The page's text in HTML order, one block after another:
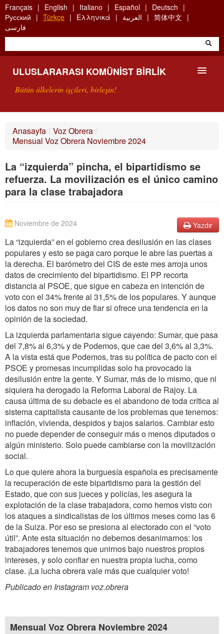
Skip
to
main
content
Français English Italiano Español
Deutsch
Русский
Türkçe Ελληνικά العربية
简体中文
فارسی
ULUSLARARASI KOMÜNIST BIRLIK
Bütün ülkelerin işçileri, birleşin!
UKB NEDIR?
ARAMA
BIZI ARA
Anasayfa / Voz Obrera /
Mensual Voz Obrera Noviembre 2024
La “izquierda” pincha, el bipartidismo se
refuerza. La movilización es el único camino
para la clase trabajadora
Yazdır
Noviembre de 2024
La “izquierda” en el gobierno crea desilusión en las clases
populares y esto se paga caro porque le abre las puertas a
la derecha. El barómetro del CIS de este mes arroja unos
datos de crecimiento del bipartidismo. El PP recorta
distancia al PSOE, que sigue en cabeza en intención de
voto con el 34% frente al 31,5% de los populares. Y aunque
los datos no son muy de fiar si ofrece una tendencia en la
opinión de la sociedad.
La izquierda parlamentaria sigue cayendo: Sumar, que pasa
del 7,8% al 6,3% y de Podemos, que cae del 3,6% al 3,3%.
A la vista está que Podemos, tras su política de pacto con el
PSOE y promesas incumplidas solo ha provocado la
desilusión entre la gente. Y Sumar, más de lo mismo, que ni
siquiera ha derogado la Reforma Laboral de Rajoy. La
causa última de su debacle es el abandono de toda crítica al
sistema capitalista causante de los problemas que tenemos:
inflación, vivienda, despidos y bajos salarios. Cambiar esto
no puede depender de conseguir más o menos diputados o
algún ministerio. Solo puede cambiarse con la movilización
social.
Lo que quiere ahora la burguesía española es precisamente
la recuperación de este bipartidismo para la gestión del
Estado, que con sus jueces y policías, les asegura la
explotación de la clase trabajadora, como hemos visto con
los ataques a sindicalistas de los últimos meses como las 6
de la Suiza. Por eso se presiona al electorado con el “voto
útil”. Ante esta situación no debemos desanimarnos: los
trabajadores tenemos que unirnos bajo nuestros propios
intereses, y solo confiar en nuestra propia lucha, como
clase. ¡La lucha obrera vale más que cualquier voto!
Publicado en Instagram voz.obrera
Mensual Voz Obrera Noviembre 2024